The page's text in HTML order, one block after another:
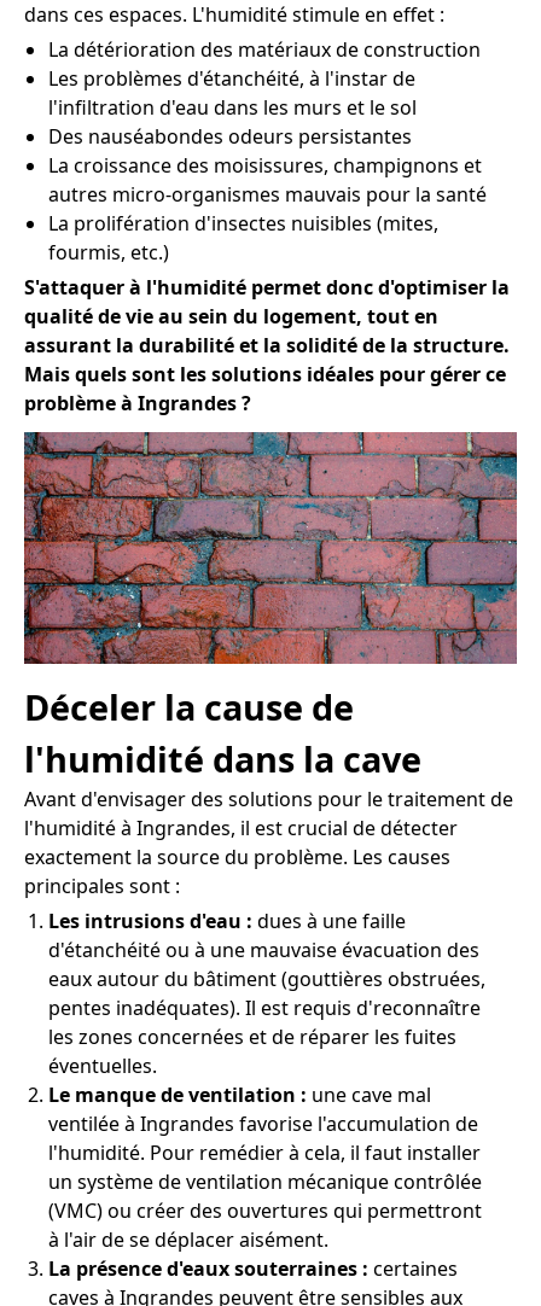
dans ces espaces. L'humidité stimule en effet :
La détérioration des matériaux de construction
Les problèmes d'étanchéité, à l'instar de
l'infiltration d'eau dans les murs et le sol
Des nauséabondes odeurs persistantes
La croissance des moisissures, champignons et
autres micro-organismes mauvais pour la santé
La prolifération d'insectes nuisibles (mites,
fourmis, etc.)
S'attaquer à l'humidité permet donc d'optimiser la
qualité de vie au sein du logement, tout en
assurant la durabilité et la solidité de la structure.
Mais quels sont les solutions idéales pour gérer ce
problème à Ingrandes ?
Déceler la cause de
l'humidité dans la cave
Avant d'envisager des solutions pour le traitement de
l'humidité à Ingrandes, il est crucial de détecter
exactement la source du problème. Les causes
principales sont :
Les intrusions d'eau : dues à une faille
d'étanchéité ou à une mauvaise évacuation des
eaux autour du bâtiment (gouttières obstruées,
pentes inadéquates). Il est requis d'reconnaître
les zones concernées et de réparer les fuites
éventuelles.
Le manque de ventilation : une cave mal
ventilée à Ingrandes favorise l'accumulation de
l'humidité. Pour remédier à cela, il faut installer
un système de ventilation mécanique contrôlée
(VMC) ou créer des ouvertures qui permettront
à l'air de se déplacer aisément.
La présence d'eaux souterraines : certaines
caves à Ingrandes peuvent être sensibles aux